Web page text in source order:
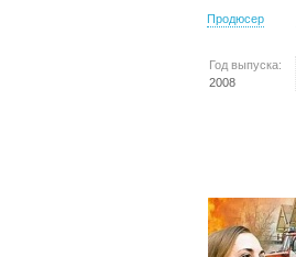
Продюсер
Год выпуска:
2008